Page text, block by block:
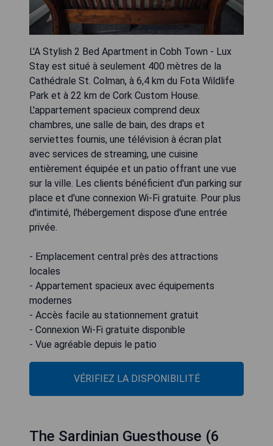
L'A Stylish 2 Bed Apartment in Cobh Town - Lux
Stay est situé à seulement 400 mètres de la
Cathédrale St. Colman, à 6,4 km du Fota Wildlife
Park et à 22 km de Cork Custom House.
L'appartement spacieux comprend deux
chambres, une salle de bain, des draps et
serviettes fournis, une télévision à écran plat
avec services de streaming, une cuisine
entièrement équipée et un patio offrant une vue
sur la ville. Les clients bénéficient d'un parking sur
place et d'une connexion Wi-Fi gratuite. Pour plus
d'intimité, l'hébergement dispose d'une entrée
privée.
- Emplacement central près des attractions
locales
- Appartement spacieux avec équipements
modernes
- Accès facile au stationnement gratuit
- Connexion Wi-Fi gratuite disponible
- Vue agréable depuis le patio
VÉRIFIEZ LA DISPONIBILITÉ
The Sardinian Guesthouse (6